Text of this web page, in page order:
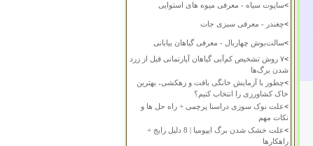
>ساپوت سیاه - معرفی میوه های استوایی
>چغندر - معرفی سبزی جات
>سالت‌بوش چهاربال - معرفی گیاهان بیابانی
>
۷ روش تشخیص کم‌آبی گیاهان آپارتمانی قبل از زرد
شدن برگ‌ها
>چطور با آزمایش خانگی بافت و زهکشی، بهترین
خاک کشاورزی را انتخاب کنیم؟
>علت نوک سوزی دراسنا پرچمی + راه حل ها و
نکات مهم
>
علت خشک شدن برگ ایپومیا | 8 دلیل رایج +
راهکارها